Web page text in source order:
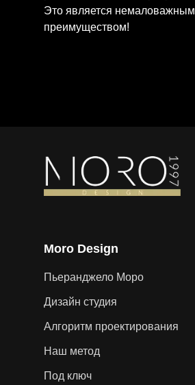
Это является немаловажным
преимуществом!
Пьеранджело Моро
Дизайн студия
Алгоритм проектирования
Наш метод
Под ключ
Moro Design